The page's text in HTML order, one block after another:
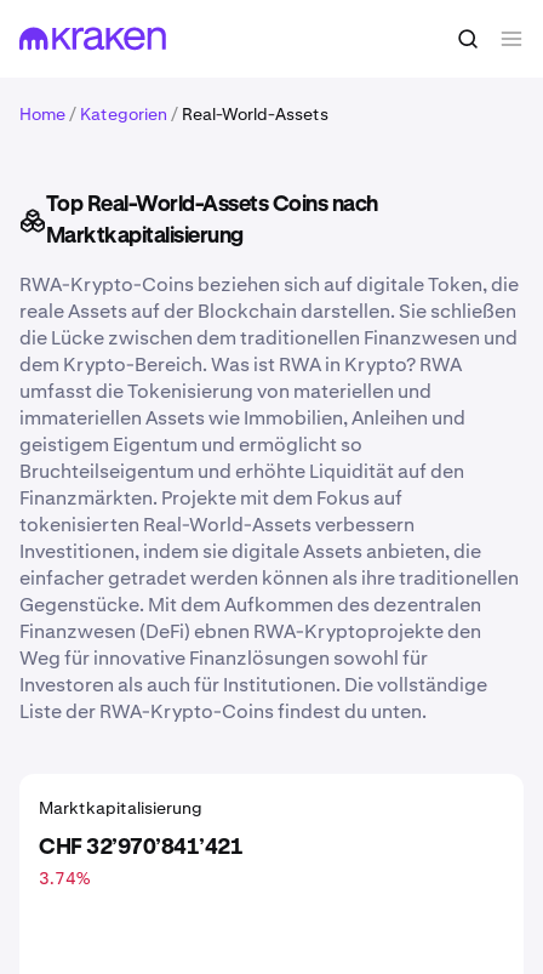
Home/ Kategorien / Real-World-Assets
Top Real-World-Assets Coins nach
Marktkapitalisierung
RWA-Krypto-Coins beziehen sich auf digitale Token, die
reale Assets auf der Blockchain darstellen. Sie schließen
die Lücke zwischen dem traditionellen Finanzwesen und
dem Krypto-Bereich. Was ist RWA in Krypto? RWA
umfasst die Tokenisierung von materiellen und
immateriellen Assets wie Immobilien, Anleihen und
geistigem Eigentum und ermöglicht so
Bruchteilseigentum und erhöhte Liquidität auf den
Finanzmärkten. Projekte mit dem Fokus auf
tokenisierten Real-World-Assets verbessern
Investitionen, indem sie digitale Assets anbieten, die
einfacher getradet werden können als ihre traditionellen
Gegenstücke. Mit dem Aufkommen des dezentralen
Finanzwesen (DeFi) ebnen RWA-Kryptoprojekte den
Weg für innovative Finanzlösungen sowohl für
Investoren als auch für Institutionen. Die vollständige
Liste der RWA-Krypto-Coins findest du unten.
Marktkapitalisierung
CHF 32’970’841’421
3.74%